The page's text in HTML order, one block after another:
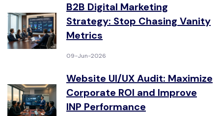
B2B Digital Marketing
Strategy: Stop Chasing Vanity
Metrics
09-Jun-2026
Website UI/UX Audit: Maximize
Corporate ROI and Improve
INP Performance